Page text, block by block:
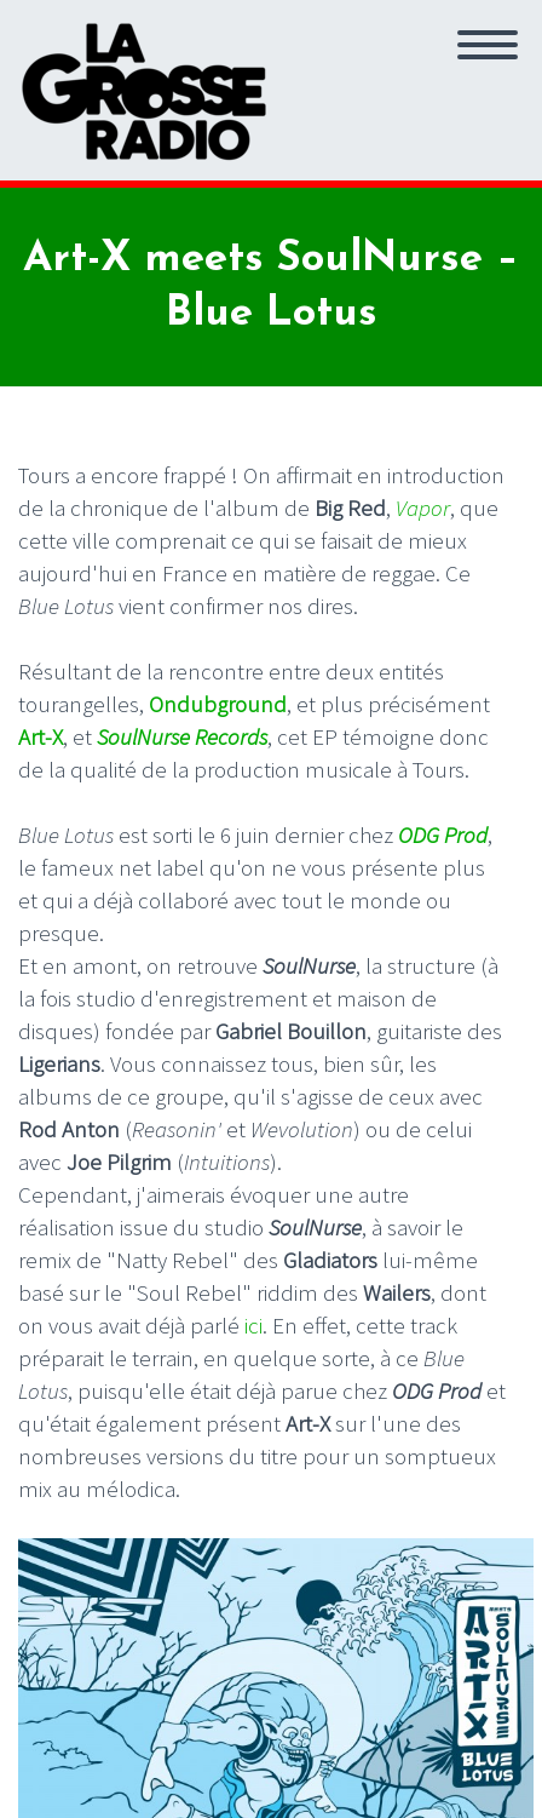
Art-X meets SoulNurse –
Blue Lotus
Tours a encore frappé ! On affirmait en introduction
de la chronique de l'album de Big Red, Vapor, que
cette ville comprenait ce qui se faisait de mieux
aujourd'hui en France en matière de reggae. Ce
Blue Lotusvient confirmer nos dires.
Résultant de la rencontre entre deux entités
tourangelles, Ondubground, et plus précisément
Art-X, etSoulNurse Records, cet EP témoigne donc
de la qualité de la production musicale à Tours.
Blue Lotus est sorti le 6 juin dernier chez ODG Prod,
le fameux net label qu'on ne vous présente plus
et qui a déjà collaboré avec tout le monde ou
presque.
Et en amont, on retrouve SoulNurse, la structure (à
la fois studio d'enregistrement et maison de
disques) fondée parGabriel Bouillon, guitariste des
Ligerians. Vous connaissez tous, bien sûr, les
albums de ce groupe, qu'il s'agisse de ceux avec
Rod Anton (Reasonin' et Wevolution) ou de celui
avec Joe Pilgrim (Intuitions).
Cependant, j'aimerais évoquer une autre
réalisation issue du studio SoulNurse, à savoir le
remix de "Natty Rebel" des Gladiators lui-même
basé sur le "Soul Rebel" riddim des Wailers, dont
on vous avait déjà parlé ici. En effet, cette track
préparait le terrain, en quelque sorte, à ce Blue
Lotus, puisqu'elle était déjà parue chez ODG Prodet
qu'était également présentArt-Xsur l'une des
nombreuses versions du titre pour un somptueux
mix au mélodica.